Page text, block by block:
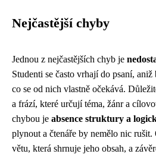
Nejčastější chyby
Jednou z nejčastějších chyb je
Studenti se často vrhají do psaní,
co se od nich vlastně očekává.
a frází, které určují téma, žánr a
chybou je absence struktury a
plynout a čtenáře by nemělo nic
větu, která shrnuje jeho obsah, a